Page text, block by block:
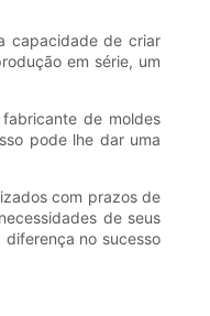
capacidade de criar
em série, um
de moldes
pode lhe dar uma
com prazos de
de seus
no sucesso